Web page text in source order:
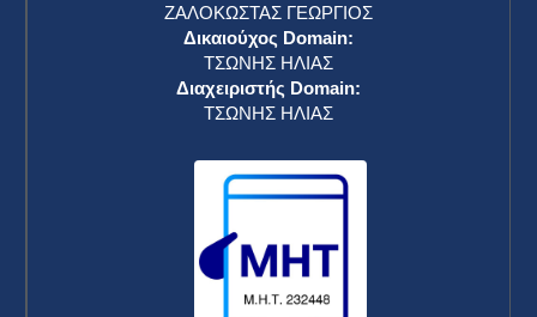
ΖΑΛΟΚΩΣΤΑΣ ΓΕΩΡΓΙΟΣ
Δικαιούχος Domain:
ΤΣΩΝΗΣ ΗΛΙΑΣ
Διαχειριστής Domain:
ΤΣΩΝΗΣ ΗΛΙΑΣ